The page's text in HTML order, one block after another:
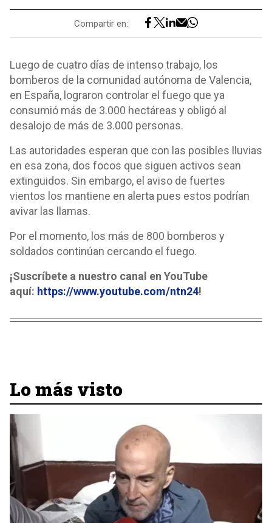
Compartir en:
Luego de cuatro días de intenso trabajo, los
bomberos de la comunidad autónoma de Valencia,
en España, lograron controlar el fuego que ya
consumió más de 3.000 hectáreas y obligó al
desalojo de más de 3.000 personas.
Las autoridades esperan que con las posibles lluvias
en esa zona, dos focos que siguen activos sean
extinguidos. Sin embargo, el aviso de fuertes
vientos los mantiene en alerta pues estos podrían
avivar las llamas.
Por el momento, los más de 800 bomberos y
soldados continúan cercando el fuego.
¡Suscríbete a nuestro canal en YouTube
aquí: https://www.youtube.com/ntn24!
Lo más visto